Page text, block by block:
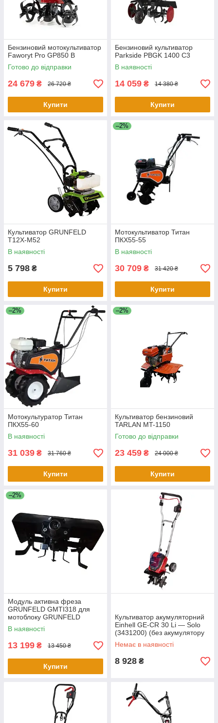
Бензиновий мотокультиватор
Faworyt Pro GP850 B
Готово до відправки
24 679 ₴ 26 720 ₴
Купити
Бензиновий культиватор
Parkside PBGK 1400 C3
В наявності
14 059 ₴ 14 380 ₴
Купити
Культиватор GRUNFELD
T12X-M52
В наявності
5 798 ₴
Купити
–2%
Мотокультиватор Титан
ПКХ55-55
В наявності
30 709 ₴ 31 420 ₴
Купити
–2%
Мотокультуратор Титан
ПКХ55-60
В наявності
31 039 ₴ 31 760 ₴
Купити
–2%
Культиватор бензиновий
TARLAN MT-1150
Готово до відправки
23 459 ₴ 24 000 ₴
Купити
–2%
Модуль активна фреза
GRUNFELD GMTI318 для
мотоблоку GRUNFELD
GMF318, GMTI318
В наявності
13 199 ₴ 13 450 ₴
Купити
Культиватор акумуляторний
Einhell GE-CR 30 Li — Solo
(3431200) (без акумулятору
та ЗП)
Немає в наявності
8 928 ₴